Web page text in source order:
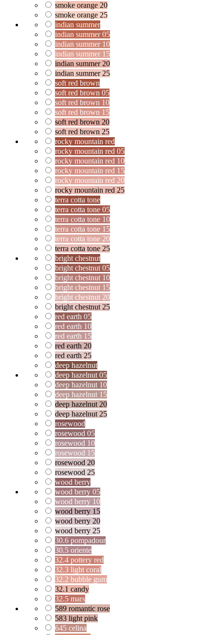
smoke orange 20
smoke orange 25
indian summer
indian summer 05
indian summer 10
indian summer 15
indian summer 20
indian summer 25
soft red brown
soft red brown 05
soft red brown 10
soft red brown 15
soft red brown 20
soft red brown 25
rocky mountain red
rocky mountain red 05
rocky mountain red 10
rocky mountain red 15
rocky mountain red 20
rocky mountain red 25
terra cotta tone
terra cotta tone 05
terra cotta tone 10
terra cotta tone 15
terra cotta tone 20
terra cotta tone 25
bright chestnut
bright chestnut 05
bright chestnut 10
bright chestnut 15
bright chestnut 20
bright chestnut 25
red earth 05
red earth 10
red earth 15
red earth 20
red earth 25
deep hazelnut
deep hazelnut 05
deep hazelnut 10
deep hazelnut 15
deep hazelnut 20
deep hazelnut 25
rosewood
rosewood 05
rosewood 10
rosewood 15
rosewood 20
rosewood 25
wood berry
wood berry 05
wood berry 10
wood berry 15
wood berry 20
wood berry 25
30.6 pompadour
30.5 oriente
32.4 pottery red
32.3 light coral
32.2 bubble gum
32.1 candy
32.5 mars
589 romantic rose
583 light pink
645 celina